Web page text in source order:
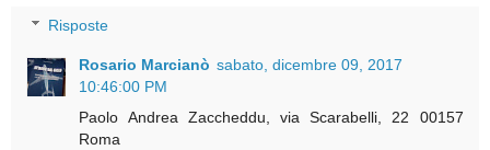
Risposte
Rosario Marcianò sabato, dicembre 09, 2017
10:46:00 PM
Paolo Andrea Zaccheddu, via Scarabelli, 22 00157
Roma